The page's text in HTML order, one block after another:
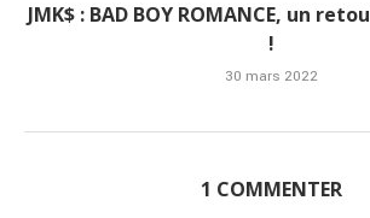
JMK$ : BAD BOY ROMANCE, un
!
30 mars 2022
1 COMMENTER